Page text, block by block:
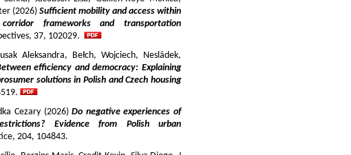
(2026) Sufficient mobility and access within
frameworks and transportation
37, 102029.
Aleksandra, Bełch, Wojciech, Nesládek,
efficiency and democracy: Explaining
solutions in Polish and Czech housing
Cezary (2026)Do negative experiences of
Evidence from Polish urban
204, 104843.